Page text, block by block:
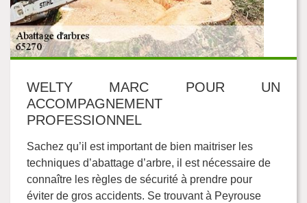
WELTY MARC POUR UN
ACCOMPAGNEMENT
PROFESSIONNEL
Sachez qu’il est important de bien maitriser les
techniques d’abattage d’arbre, il est nécessaire de
connaître les règles de sécurité à prendre pour
éviter de gros accidents. Se trouvant à Peyrouse